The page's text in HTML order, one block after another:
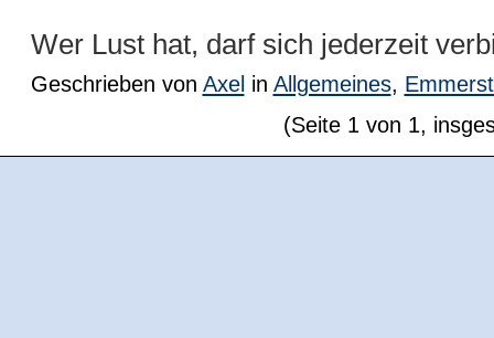
Wer Lust hat, darf sich jederzeit
Geschrieben von Axel in Allgemeines,
(Seite 1 von 1,